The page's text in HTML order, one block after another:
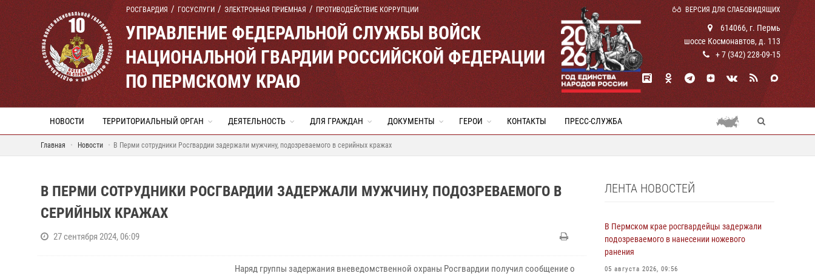
РОСГВАРДИЯ ГОСУСЛУГИ ЭЛЕКТРОННАЯ ПРИЕМНАЯ ПРОТИВОДЕЙСТВИЕ КОРРУПЦИИ ВЕРСИЯ ДЛЯ СЛАБОВИДЯЩИХ
УПРАВЛЕНИЕ ФЕДЕРАЛЬНОЙ СЛУЖБЫ ВОЙСК
НАЦИОНАЛЬНОЙ ГВАРДИИ РОССИЙСКОЙ ФЕДЕРАЦИИ
ПО ПЕРМСКОМУ КРАЮ
614066, г. Пермь
шоссе Космонавтов, д. 113
+ 7 (342) 228-09-15
НОВОСТИ ТЕРРИТОРИАЛЬНЫЙ ОРГАН ДЕЯТЕЛЬНОСТЬ ДЛЯ ГРАЖДАН ДОКУМЕНТЫ ГЕРОИ КОНТАКТЫ ПРЕСС-СЛУЖБА
Главная Новости В Перми сотрудники Росгвардии задержали мужчину, подозреваемого в серийных кражах
В ПЕРМИ СОТРУДНИКИ РОСГВАРДИИ ЗАДЕРЖАЛИ МУЖЧИНУ, ПОДОЗРЕВАЕМОГО В
СЕРИЙНЫХ КРАЖАХ
27 сентября 2024, 06:09
Наряд группы задержания вневедомственной охраны Росгвардии получил сообщение о
ЛЕНТА НОВОСТЕЙ
В Пермском крае росгвардейцы задержали
подозреваемого в нанесении ножевого
ранения
05 августа 2026, 09:56